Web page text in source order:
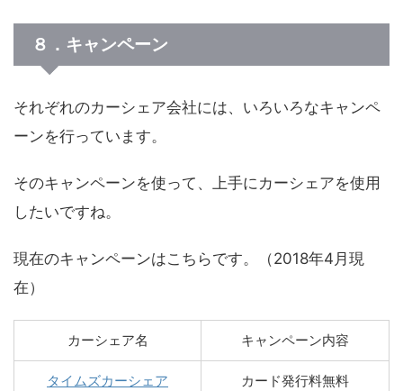
８．キャンペーン
それぞれのカーシェア会社には、いろいろなキャンペ
ーンを行っています。
そのキャンペーンを使って、上手にカーシェアを使用
したいですね。
現在のキャンペーンはこちらです。（2018年4月現
在）
カーシェア名 キャンペーン内容
タイムズカーシェア カード発行料無料